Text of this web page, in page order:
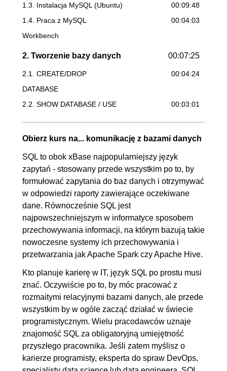
1.3. Instalacja MySQL (Ubuntu)
00:09:48
1.4. Praca z MySQL
Workbench
00:04:03
2. Tworzenie bazy danych 00:07:25
2.1. CREATE/DROP
DATABASE
00:04:24
2.2. SHOW DATABASE / USE
00:03:01
3. Tabele 00:44:30
3.1. CREATE TABLE
00:06:46
3.2. Atrybuty kolumn
00:05:39
3.3. Klucz główny
00:05:14
3.4. Klucz obcy
3.5. ALTER TABLE - ADD
00:05:26
3.6. ALTER TABLE - MODIFY
00:04:19
3.7. ALTER TABLE - DROP
3.9. SHOW TABLES / DESC
4. Dodawanie danych 00:20:28
4.1. INSERT INTO
00:06:11
4.2. INSERT INTO - wybrane
kolumny
00:06:59
4.3. INSERT INTO - 00:07:18
Obierz kurs na... komunikację z bazami danych
SQL to obok xBase najpopularniejszy język
zapytań - stosowany przede wszystkim po to, by
formułować zapytania do baz danych i otrzymywać
w odpowiedzi raporty zawierające oczekiwane
dane. Równocześnie SQL jest
najpowszechniejszym w informatyce sposobem
przechowywania informacji, na którym bazują takie
nowoczesne systemy ich przechowywania i
przetwarzania jak Apache Spark czy Apache Hive.
Kto planuje karierę w IT, język SQL po prostu musi
znać. Oczywiście po to, by móc pracować z
rozmaitymi relacyjnymi bazami danych, ale przede
wszystkim by w ogóle zacząć działać w świecie
programistycznym. Wielu pracodawców uznaje
znajomość SQL za obligatoryjną umiejętność
przyszłego pracownika. Jeśli zatem myślisz o
karierze programisty, eksperta do spraw DevOps,